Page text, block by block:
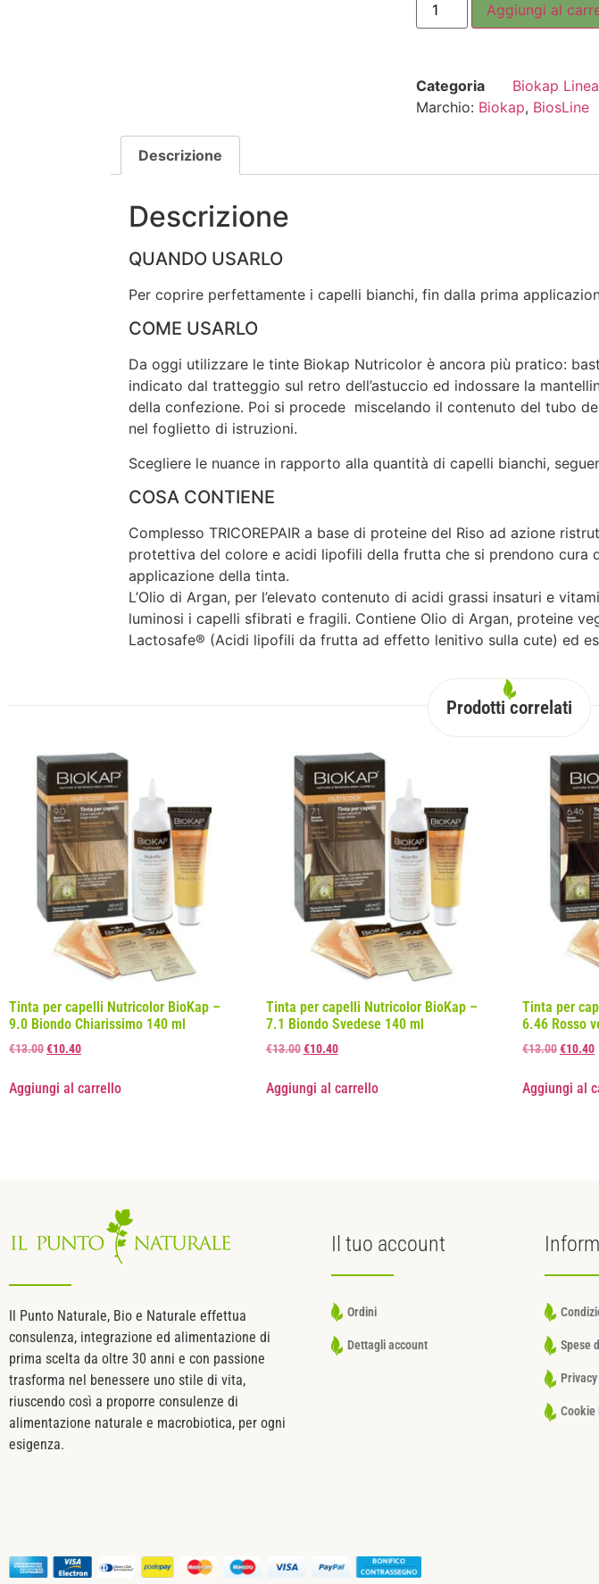
Aggiungi al
Categoria
Biokap
Marchio: Biokap, BiosLine
Descrizione
Descrizione
QUANDO USARLO
Per coprire perfettamente i capelli bianchi, fin dalla prima
COME USARLO
Da oggi utilizzare le tinte Biokap Nutricolor è ancora più pratico:
indicato dal tratteggio sul retro dell’astuccio ed indossare la
della confezione. Poi si procede miscelando il contenuto del tubo
nel foglietto di istruzioni.
Scegliere le nuance in rapporto alla quantità di capelli bianchi,
COSA CONTIENE
Complesso TRICOREPAIR a base di proteine del Riso ad azione
protettiva del colore e acidi lipofili della frutta che si prendono cura
applicazione della tinta.
L’Olio di Argan, per l’elevato contenuto di acidi grassi insaturi e
luminosi i capelli sfibrati e fragili. Contiene Olio di Argan, proteine
Lactosafe® (Acidi lipofili da frutta ad effetto lenitivo sulla cute) ed
Prodotti correlati
Tinta per capelli Nutricolor BioKap –
9.0 Biondo Chiarissimo 140 ml
€13.00€10.40
Aggiungi al carrello
Tinta per capelli Nutricolor BioKap –
7.1 Biondo Svedese 140 ml
€13.00 €10.40
Aggiungi al carrello
Tinta per
6.46 Rosso
€13.00€10.40
Aggiungi al
Il Punto Naturale, Bio e Naturale effettua
consulenza, integrazione ed alimentazione di
prima scelta da oltre 30 anni e con passione
trasforma nel benessere uno stile di vita,
riuscendo così a proporre consulenze di
alimentazione naturale e macrobiotica, per ogni
esigenza.
Il tuo account
Ordini
Dettagli account Spese
Cookie